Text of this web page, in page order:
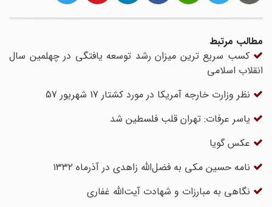
مطالب مرتبط
کسب سریع ترین میزان رشد توسعه یافتگی در چهلمین سال
انقلاب اسلامی
نظر وزارت خارجه آمریکا در مورد کشتار 17 شهریور 57
یاسر عرفات: تهران قلب فلسطین شد
عکس گویا
نامه حسین مکی به فضل‌الله زاهدی در آذرماه ۱۳۳۲
نگاهی به مبارزات و شهادت آیت‌الله غفاری